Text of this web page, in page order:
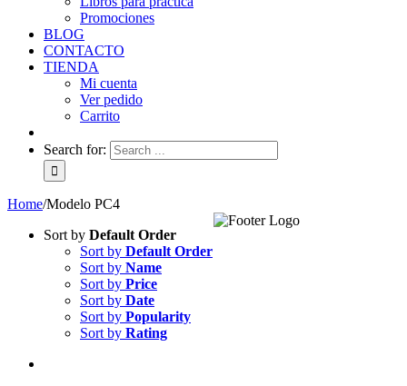
Promociones
BLOG
CONTACTO
TIENDA
Mi cuenta
Ver pedido
Carrito
Search for:
Home/Modelo PC4
Sort by Default Order
Sort by Default Order
Sort by Name
Sort by Price
Sort by Date
Sort by Popularity
Sort by Rating